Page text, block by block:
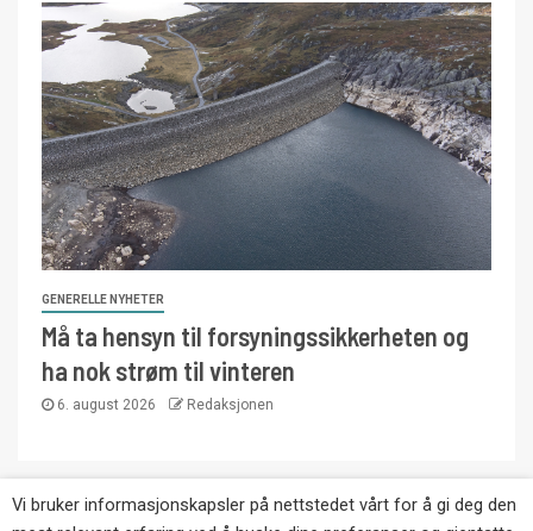
GENERELLE NYHETER
Må ta hensyn til forsyningssikkerheten og
ha nok strøm til vinteren
6. august 2026 Redaksjonen
Copyright © Eikernytt.no utgis av Roy’s
Vi bruker informasjonskapsler på nettstedet vårt for å gi deg den